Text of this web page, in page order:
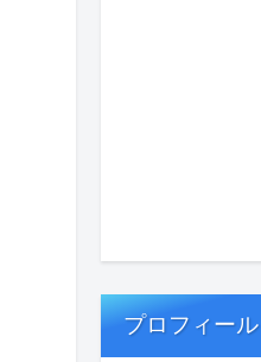
プロフィール